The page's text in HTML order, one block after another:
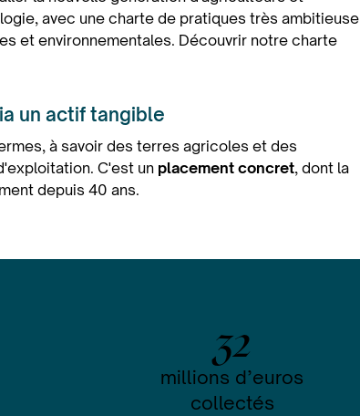
avec une charte de pratiques très ambitieuse
et environnementales. Découvrir notre charte
un actif tangible
à savoir des terres agricoles et des
C'est un placement concret, dont la
depuis 40 ans.
32
millions d’euros
collectés